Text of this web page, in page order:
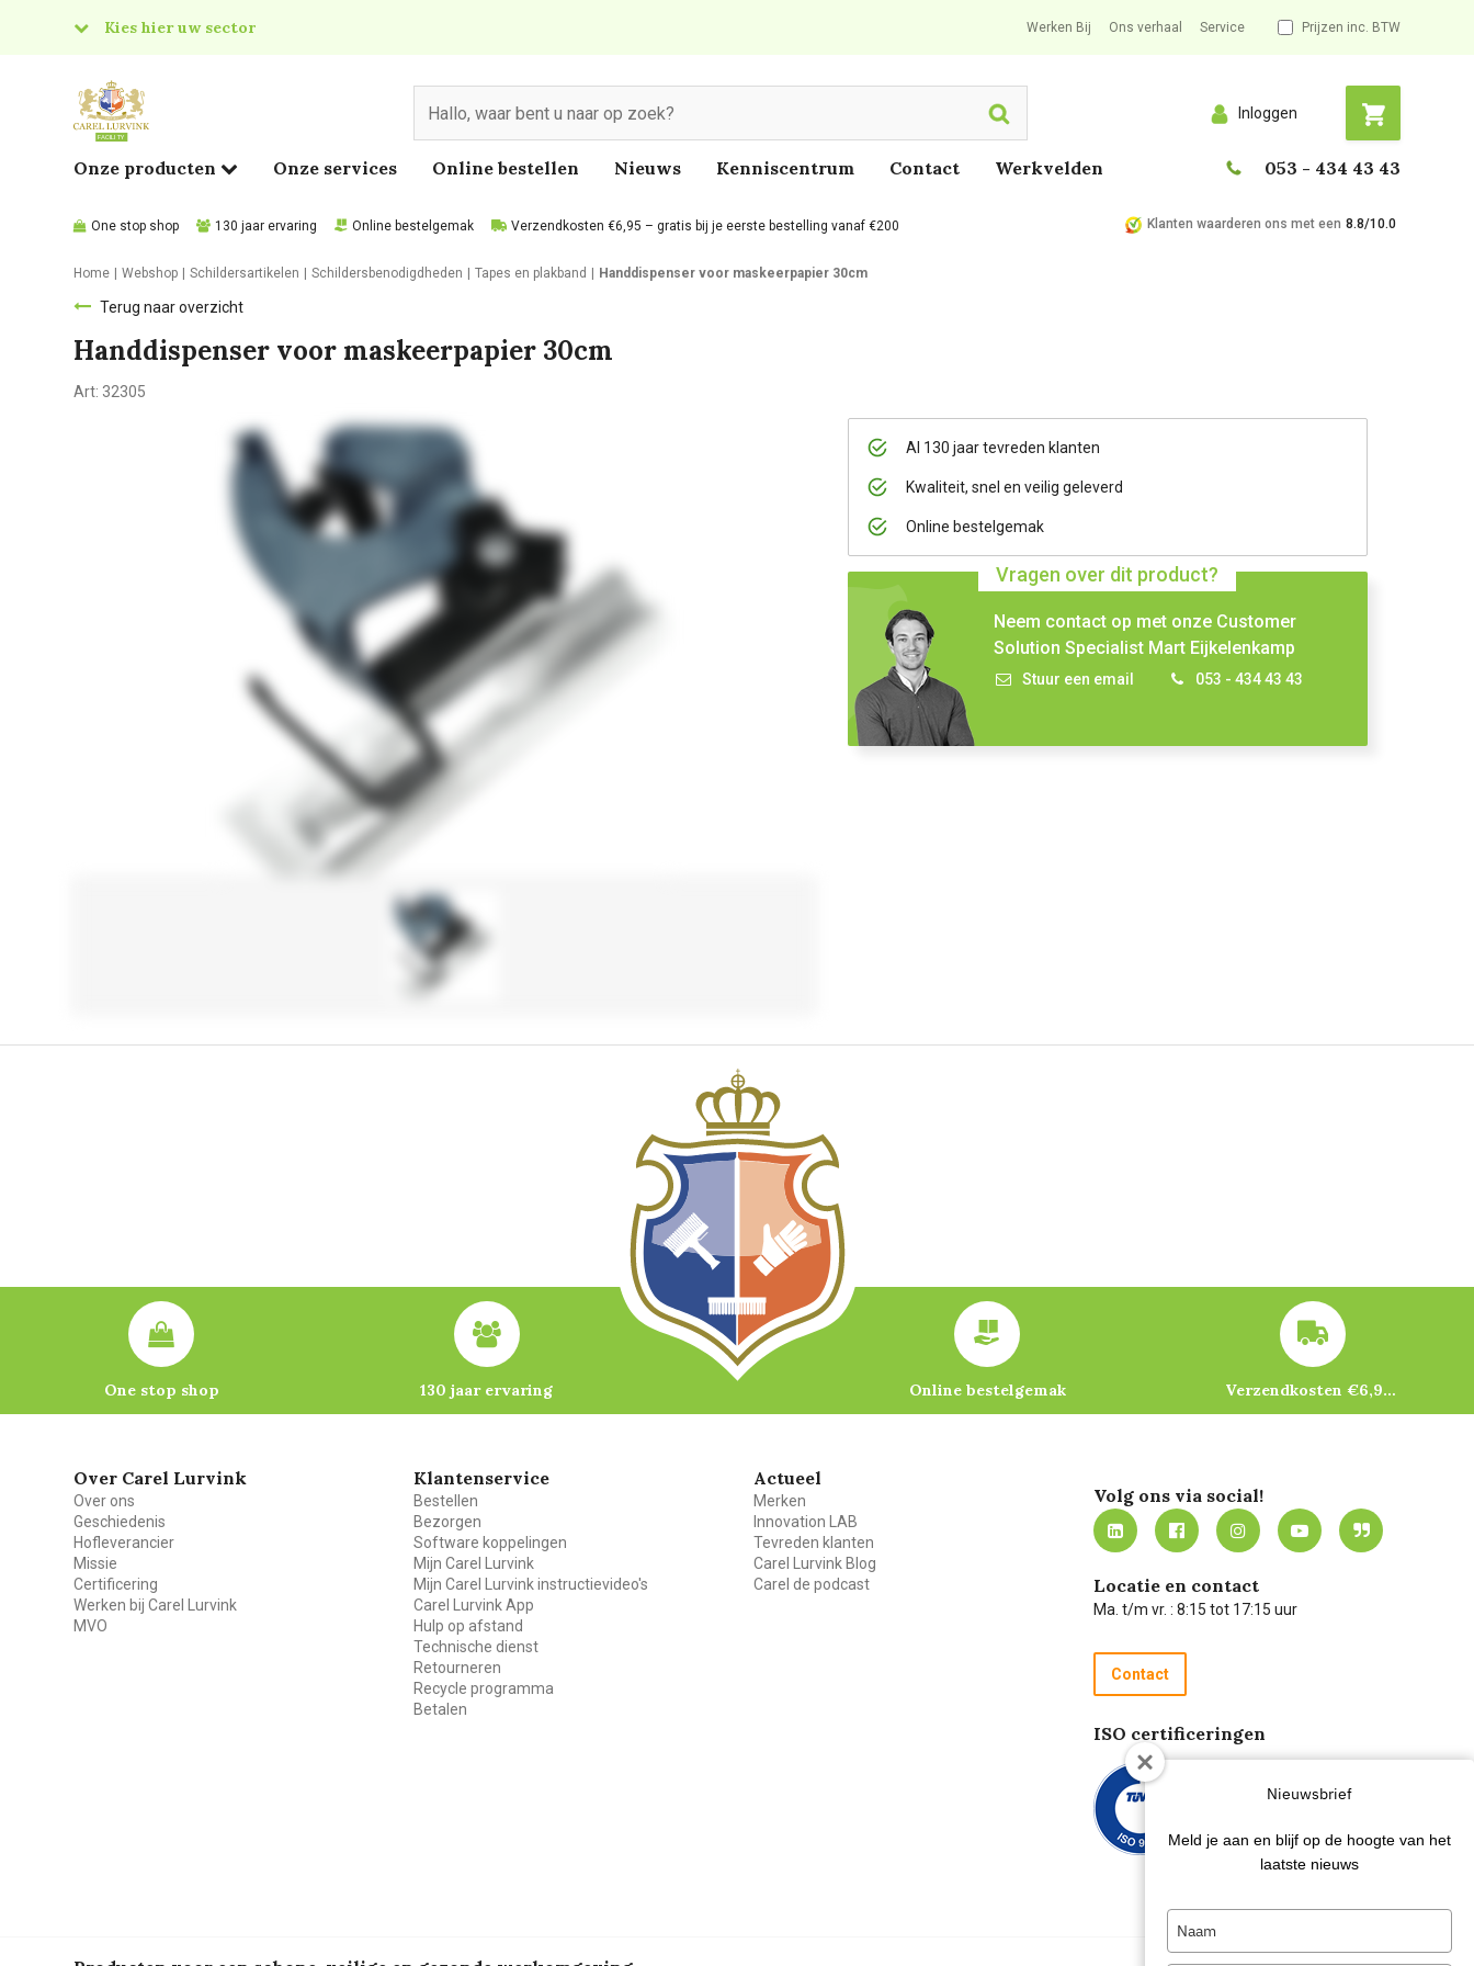
Kies hier uw sector
Food
Werken Bij Ons verhaal Service Prijzen inc. BTW
Search Inloggen
Onze producten Onze services Online bestellen Nieuws Kenniscentrum Contact Werkvelden 053 - 434 43 43
One stop shop 130 jaar ervaring Online bestelgemak Verzendkosten €6,95 – gratis bij je eerste bestelling vanaf €200 Klanten waarderen ons met een 8.8/10.0
Home Webshop Schildersartikelen Schildersbenodigdheden Tapes en plakband Handdispenser voor maskeerpapier 30cm
Terug naar overzicht
Handdispenser voor maskeerpapier 30cm
Art: 32305
Al 130 jaar tevreden klanten
Kwaliteit, snel en veilig geleverd
Online bestelgemak
Vragen over dit product?
Neem contact op met onze Customer
Solution Specialist Mart Eijkelenkamp
Stuur een email 053 - 434 43 43
One stop shop 130 jaar ervaring Online bestelgemak Verzendkosten €6,95 – gratis bij je eerste bestelling vanaf €200
Over Carel Lurvink
Over ons
Geschiedenis
Hofleverancier
Missie
Certificering
Werken bij Carel Lurvink
MVO
Klantenservice
Bestellen
Bezorgen
Software koppelingen
Mijn Carel Lurvink
Mijn Carel Lurvink instructievideo's
Carel Lurvink App
Hulp op afstand
Technische dienst
Retourneren
Recycle programma
Betalen
Actueel
Merken
Innovation LAB
Tevreden klanten
Carel Lurvink Blog
Carel de podcast
Volg ons via social!
Locatie en contact
Ma. t/m vr. : 8:15 tot 17:15 uur
Contact
ISO certificeringen
Nieuwsbrief
Meld je aan en blijf op de hoogte van het
laatste nieuws